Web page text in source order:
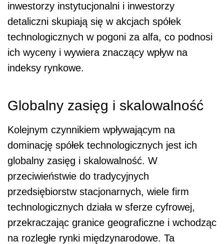
inwestorzy instytucjonalni i inwestorzy
detaliczni skupiają się w akcjach spółek
technologicznych w pogoni za alfa, co podnosi
ich wyceny i wywiera znaczący wpływ na
indeksy rynkowe.
Globalny zasięg i skalowalność
Kolejnym czynnikiem wpływającym na
dominację spółek technologicznych jest ich
globalny zasięg i skalowalność. W
przeciwieństwie do tradycyjnych
przedsiębiorstw stacjonarnych, wiele firm
technologicznych działa w sferze cyfrowej,
przekraczając granice geograficzne i wchodząc
na rozległe rynki międzynarodowe. Ta